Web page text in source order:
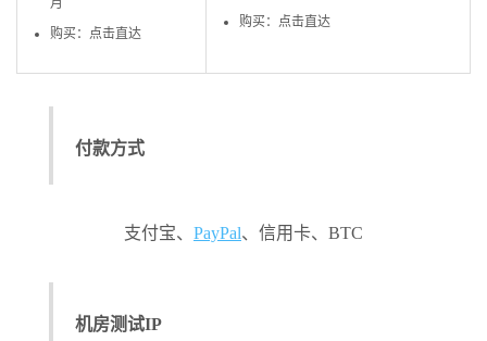
月
购买：点击直达
购买：点击直达
付款方式
支付宝、 PayPal、信用卡、BTC
机房测试IP